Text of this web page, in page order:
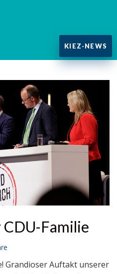
KIEZ-NEWS
Familie
Grandioser Auftakt unserer